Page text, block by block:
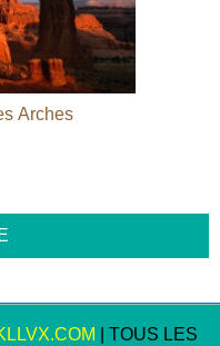
Arches
| TOUS LES